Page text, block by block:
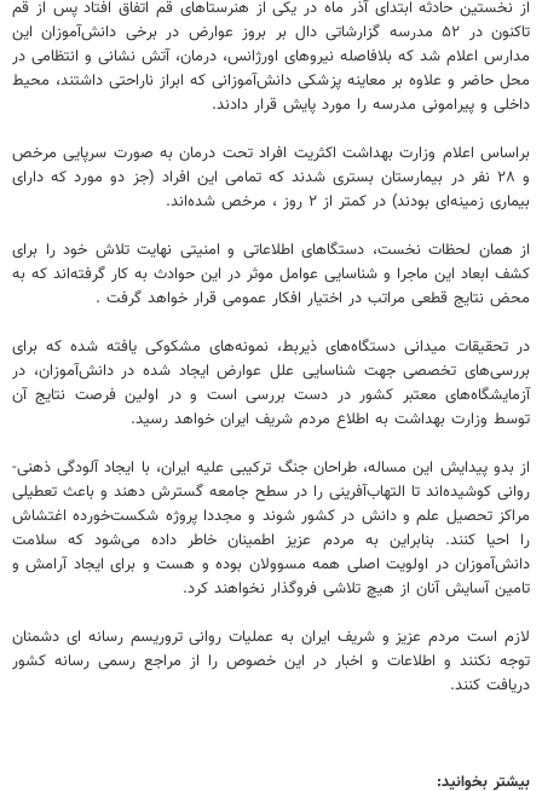
از نخستین حادثه ابتدای آذر ماه در یکی از هنرستاهای قم اتفاق افتاد پس از قم
تاکنون در ۵۲ مدرسه گزارشاتی دال بر بروز عوارض در برخی دانش‌آموزان این
مدارس اعلام شد که بلافاصله نیروهای اورژانس، درمان، آتش نشانی و انتظامی در
محل حاضر و علاوه بر معاینه پزشکی دانش‌آموزانی که ابراز ناراحتی داشتند، محیط
داخلی و پیرامونی مدرسه را مورد پایش قرار دادند.
براساس اعلام وزارت بهداشت اکثریت افراد تحت درمان به صورت سرپایی مرخص
و ۲۸ نفر در بیمارستان بستری شدند که تمامی این افراد (جز دو مورد که دارای
بیماری زمینه‌ای بودند) در کمتر از ۲ روز ، مرخص شده‌اند.
از همان لحظات نخست، دستگاهای اطلاعاتی و امنیتی نهایت تلاش خود را برای
کشف ابعاد این ماجرا و شناسایی عوامل موثر در این حوادث به کار گرفته‌اند که به
محض نتایج قطعی مراتب در اختیار افکار عمومی قرار خواهد گرفت .
در تحقیقات میدانی دستگاه‌های ذیربط، نمونه‌های مشکوکی یافته شده که برای
بررسی‌های تخصصی جهت شناسایی علل عوارض ایجاد شده در دانش‌آموزان، در
آزمایشگاه‌های معتبر کشور در دست بررسی است و در اولین فرصت نتایج آن
توسط وزارت بهداشت به اطلاع مردم شریف ایران خواهد رسید.
از بدو پیدایش این مساله، طراحان جنگ ترکیبی علیه ایران، با ایجاد آلودگی ذهنی-
روانی کوشیده‌اند تا التهاب‌آفرینی را در سطح جامعه گسترش دهند و باعث تعطیلی
مراکز تحصیل علم و دانش در کشور شوند و مجددا پروژه شکست‌خورده اغتشاش
را احیا کنند. بنابراین به مردم عزیز اطمینان خاطر داده می‌شود که سلامت
دانش‌آموزان در اولویت اصلی همه مسوولان بوده و هست و برای ایجاد آرامش و
تامین آسایش آنان از هیچ تلاشی فروگذار نخواهند کرد.
لازم است مردم عزیز و شریف ایران به عملیات روانی تروریسم رسانه ای دشمنان
توجه نکنند و اطلاعات و اخبار در این خصوص را از مراجع رسمی رسانه کشور
دریافت کنند.
بیشتر بخوانید: